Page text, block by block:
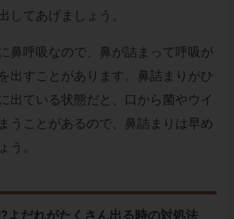
してあげましょう。
鼻呼吸なので、鼻が詰まって呼吸が
出すことがあります。鼻詰まりがひ
出ている状態だと、口から菌やウイ
うことがあるので、鼻詰まりは早め
う。
よだれがたくさん出る時の対処法